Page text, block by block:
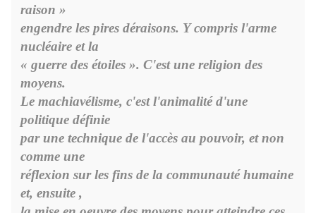
raison »
engendre les pires déraisons. Y compris l'arme
nucléaire et la
« guerre des étoiles ». C'est une religion des
moyens.
Le machiavélisme, c'est l'animalité d'une
politique définie
par une technique de l'accès au pouvoir, et non
comme une
réflexion sur les fins de la communauté humaine
et, ensuite ,